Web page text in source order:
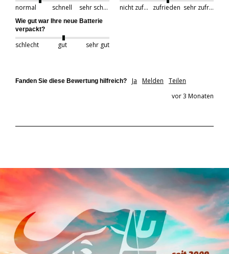
normal schnell sehr schnell nicht zufrieden zufrieden sehr zufrieden
Wie gut war Ihre neue Batterie
verpackt?
schlecht gut sehr gut
Fanden Sie diese Bewertung hilfreich? Ja Melden
Teilen
vor 3 Monaten